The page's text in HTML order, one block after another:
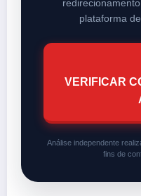
plataforma
VERIFICAR
Análise independente
fins de